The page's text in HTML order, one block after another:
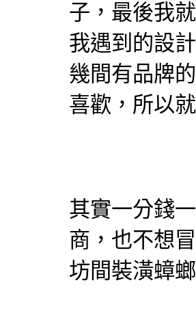
子，最後我
我遇到的設
幾間有品牌
喜歡，所以
其實一分錢
商，也不想
坊間裝潢蟑